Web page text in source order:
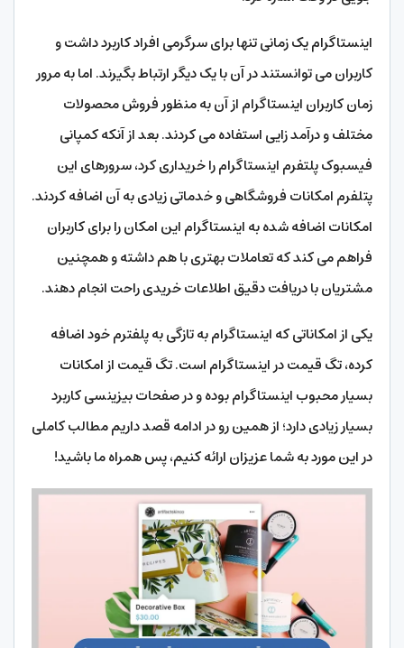
اینستاگرام یک زمانی تنها برای سرگرمی افراد کاربرد داشت و
کاربران می توانستند در آن با یک دیگر ارتباط بگیرند. اما به مرور
زمان کاربران اینستاگرام از آن به منظور فروش محصولات
مختلف و درآمد زایی استفاده می کردند. بعد از آنکه کمپانی
فیسبوک پلتفرم اینستاگرام را خریداری کرد، سرورهای این
پتلفرم امکانات فروشگاهی و خدماتی زیادی به آن اضافه کردند.
امکانات اضافه شده به اینستاگرام این امکان را برای کاربران
فراهم می کند که تعاملات بهتری با هم داشته و همچنین
مشتریان با دریافت دقیق اطلاعات خریدی راحت انجام دهند.
یکی از امکاناتی که اینستاگرام به تازگی به پلفترم خود اضافه
کرده، تگ قیمت در اینستاگرام است. تگ قیمت از امکانات
بسیار محبوب اینستاگرام بوده و در صفحات بیزینسی کاربرد
بسیار زیادی دارد؛ از همین رو در ادامه قصد داریم مطالب کاملی
در این مورد به شما عزیزان ارائه کنیم، پس همراه ما باشید!